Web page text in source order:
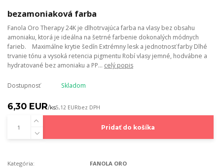
bezamoniaková farba
Fanola Oro Therapy 24K je dlhotrvajúca farba na vlasy bez obsahu
amoniaku, ktorá je ideálna na šetrné farbenie dokonalých módnych
farieb. Maximálne krytie šedín Extrémny lesk a jednotnosť farby Dlhé
trvanie tónu a vysoká retencia pigmentu Robí vlasy jemné, hodvábne a
hydratované bez amoniaku a PP... celý popis
Dostupnosť Skladom
6,30 EUR/ks5,12 EURbez DPH
Pridať do košíka
Kategória:
FANOLA ORO